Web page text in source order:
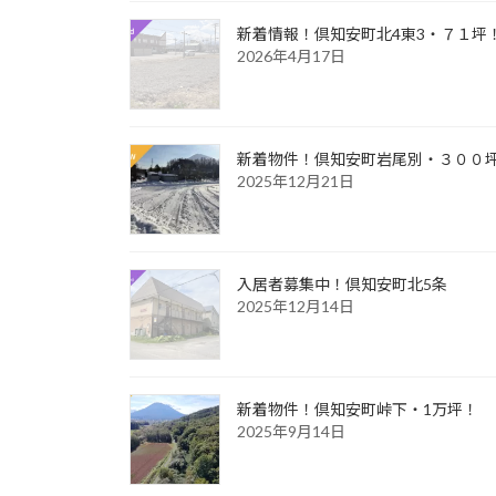
新着情報！倶知安町北4東3・７１坪
2026年4月17日
新着物件！倶知安町岩尾別・３００
2025年12月21日
入居者募集中！倶知安町北5条
2025年12月14日
新着物件！倶知安町峠下・1万坪！
2025年9月14日